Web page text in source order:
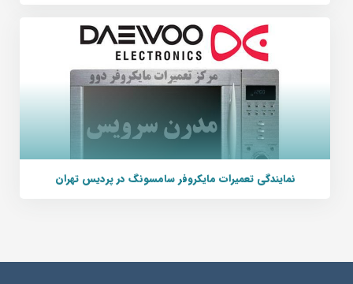
نمایندگی تعمیرات مایکروفر سامسونگ در پردیس تهران